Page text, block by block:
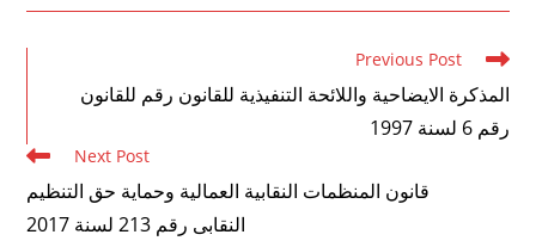
Read
more
articles
Previous Post
المذكرة الايضاحية واللائحة التنفيذية للقانون رقم للقانون
رقم 6 لسنة 1997
Next Post
قانون المنظمات النقابية العمالية وحماية حق التنظيم
النقابى رقم 213 لسنة 2017